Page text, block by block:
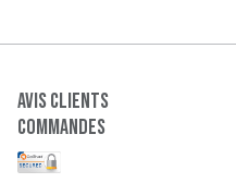
Avis clients
Commandes